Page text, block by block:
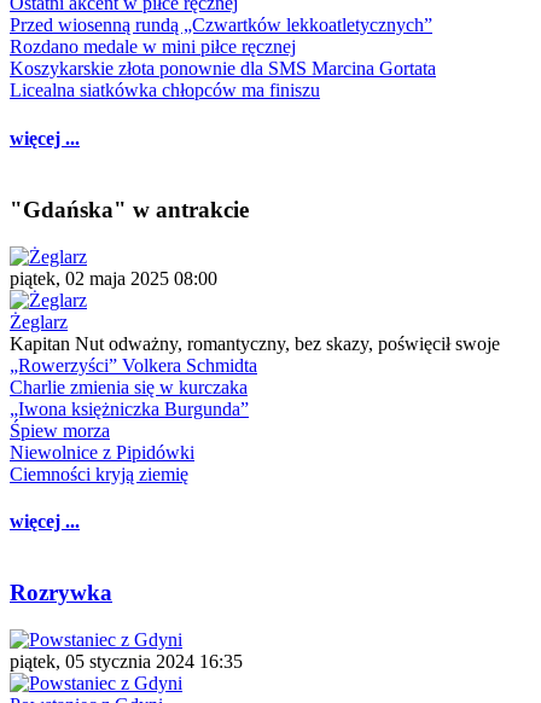
Przed wiosenną rundą „Czwartków lekkoatletycznych”
Rozdano medale w mini piłce ręcznej
Koszykarskie złota ponownie dla SMS Marcina Gortata
Licealna siatkówka chłopców ma finiszu
więcej ...
"Gdańska" w antrakcie
piątek, 02 maja 2025 08:00
Żeglarz
Kapitan Nut odważny, romantyczny, bez skazy, poświęcił swoje
„Rowerzyści” Volkera Schmidta
Charlie zmienia się w kurczaka
„Iwona księżniczka Burgunda”
Śpiew morza
Niewolnice z Pipidówki
Ciemności kryją ziemię
więcej ...
Rozrywka
piątek, 05 stycznia 2024 16:35